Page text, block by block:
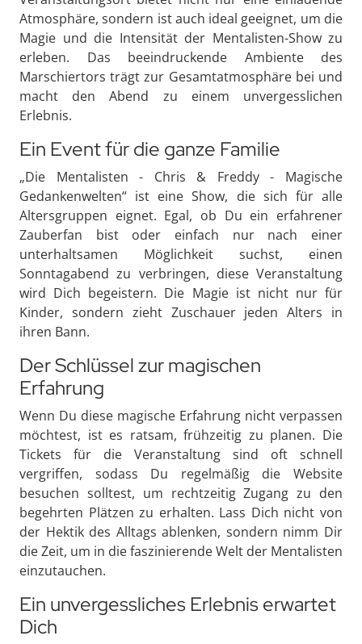
Atmosphäre, sondern ist auch ideal geeignet, um die
Magie und die Intensität der Mentalisten-Show zu
erleben. Das beeindruckende Ambiente des
Marschiertors trägt zur Gesamtatmosphäre bei und
macht den Abend zu einem unvergesslichen
Erlebnis.
Ein Event für die ganze Familie
„Die Mentalisten - Chris & Freddy - Magische
Gedankenwelten“ ist eine Show, die sich für alle
Altersgruppen eignet. Egal, ob Du ein erfahrener
Zauberfan bist oder einfach nur nach einer
unterhaltsamen Möglichkeit suchst, einen
Sonntagabend zu verbringen, diese Veranstaltung
wird Dich begeistern. Die Magie ist nicht nur für
Kinder, sondern zieht Zuschauer jeden Alters in
ihren Bann.
Der Schlüssel zur magischen
Erfahrung
Wenn Du diese magische Erfahrung nicht verpassen
möchtest, ist es ratsam, frühzeitig zu planen. Die
Tickets für die Veranstaltung sind oft schnell
vergriffen, sodass Du regelmäßig die Website
besuchen solltest, um rechtzeitig Zugang zu den
begehrten Plätzen zu erhalten. Lass Dich nicht von
der Hektik des Alltags ablenken, sondern nimm Dir
die Zeit, um in die faszinierende Welt der Mentalisten
einzutauchen.
Ein unvergessliches Erlebnis erwartet
Dich